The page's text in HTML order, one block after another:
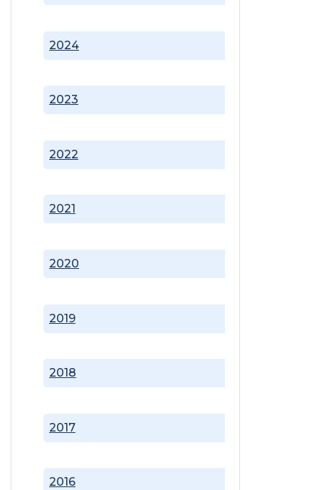
2016
2017
2018
2019
2020
2021
2022
2023
2024